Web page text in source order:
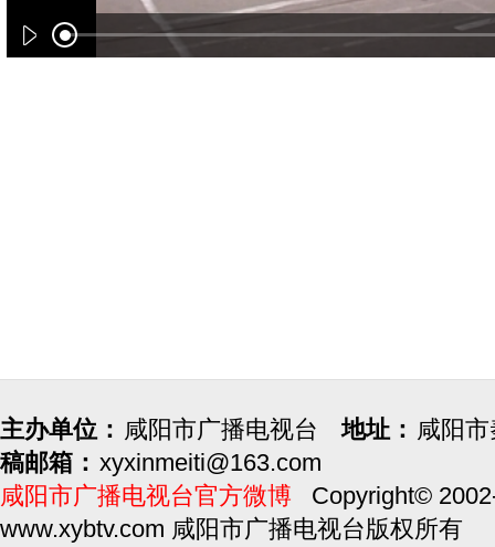
主办单位： 咸阳市广播电视台 地址： 咸阳
稿邮箱： xyxinmeiti@163.com
咸阳市广播电视台官方微博
Copyright©
www.xybtv.com 咸阳市广播电视台版权所有